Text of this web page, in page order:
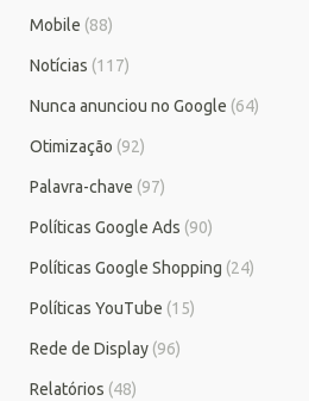
Mobile (88)
Notícias (117)
Nunca anunciou no Google (64)
Otimização (92)
Palavra-chave (97)
Políticas Google Ads (90)
Políticas Google Shopping (24)
Políticas YouTube (15)
Rede de Display (96)
Relatórios (48)